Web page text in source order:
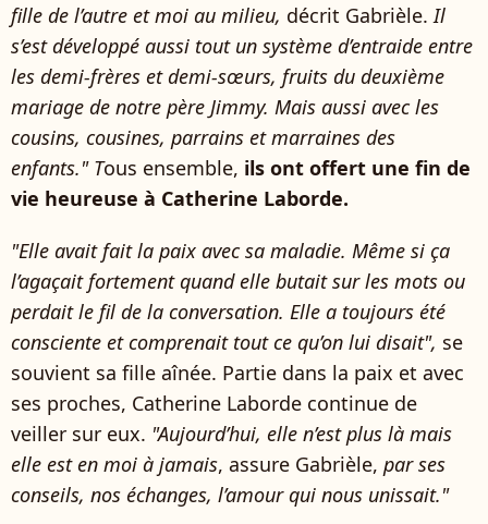
fille de l’autre et moi au milieu, décrit Gabrièle.Il
s’est développé aussi tout un système d’entraide entre
les demi-frères et demi-sœurs, fruits du deuxième
mariage de notre père Jimmy. Mais aussi avec les
cousins, cousines, parrains et marraines des
enfants." Tous ensemble, ils ont offert une fin de
vie heureuse à Catherine Laborde.
"Elle avait fait la paix avec sa maladie. Même si ça
l’agaçait fortement quand elle butait sur les mots ou
perdait le fil de la conversation. Elle a toujours été
consciente et comprenait tout ce qu’on lui disait", se
souvient sa fille aînée. Partie dans la paix et avec
ses proches, Catherine Laborde continue de
veiller sur eux. "Aujourd’hui, elle n’est plus là mais
elle est en moi à jamais, assure Gabrièle, par ses
conseils, nos échanges, l’amour qui nous unissait."